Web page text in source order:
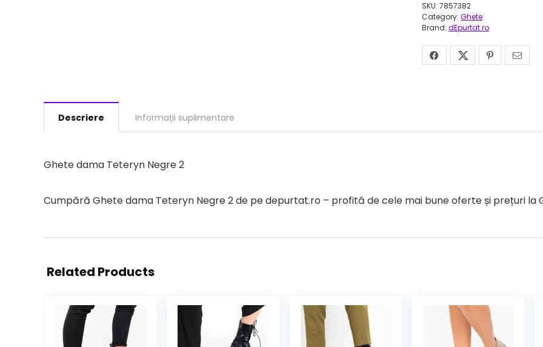
SKU: 7857382
Category: Ghete
Brand: dEpurtat.ro
Descriere Informații suplimentare
Ghete dama Teteryn Negre 2
Cumpără Ghete dama Teteryn Negre 2 de pe depurtat.ro – profită de cele mai bune oferte și prețuri la
Related Products